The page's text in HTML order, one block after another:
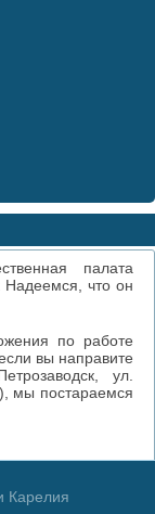
палата
Надеемся, что он
по работе
вы направите
ул.
мы постараемся
Карелия